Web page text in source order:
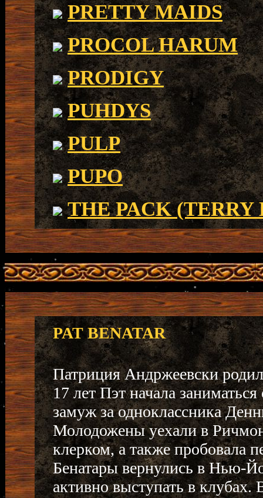
PRETTY MAIDS
PROCOL HARUM
PRODIGY
PUHDYS
PULP
PUPO
THE PACK
PAT BENATAR
Патриция Андржеевски
17 лет Пэт начала
замуж за одноклассника
Молодожены уехали в
клерком, а также пробовала
Бенатары вернулись в Нью-
активно выступать в